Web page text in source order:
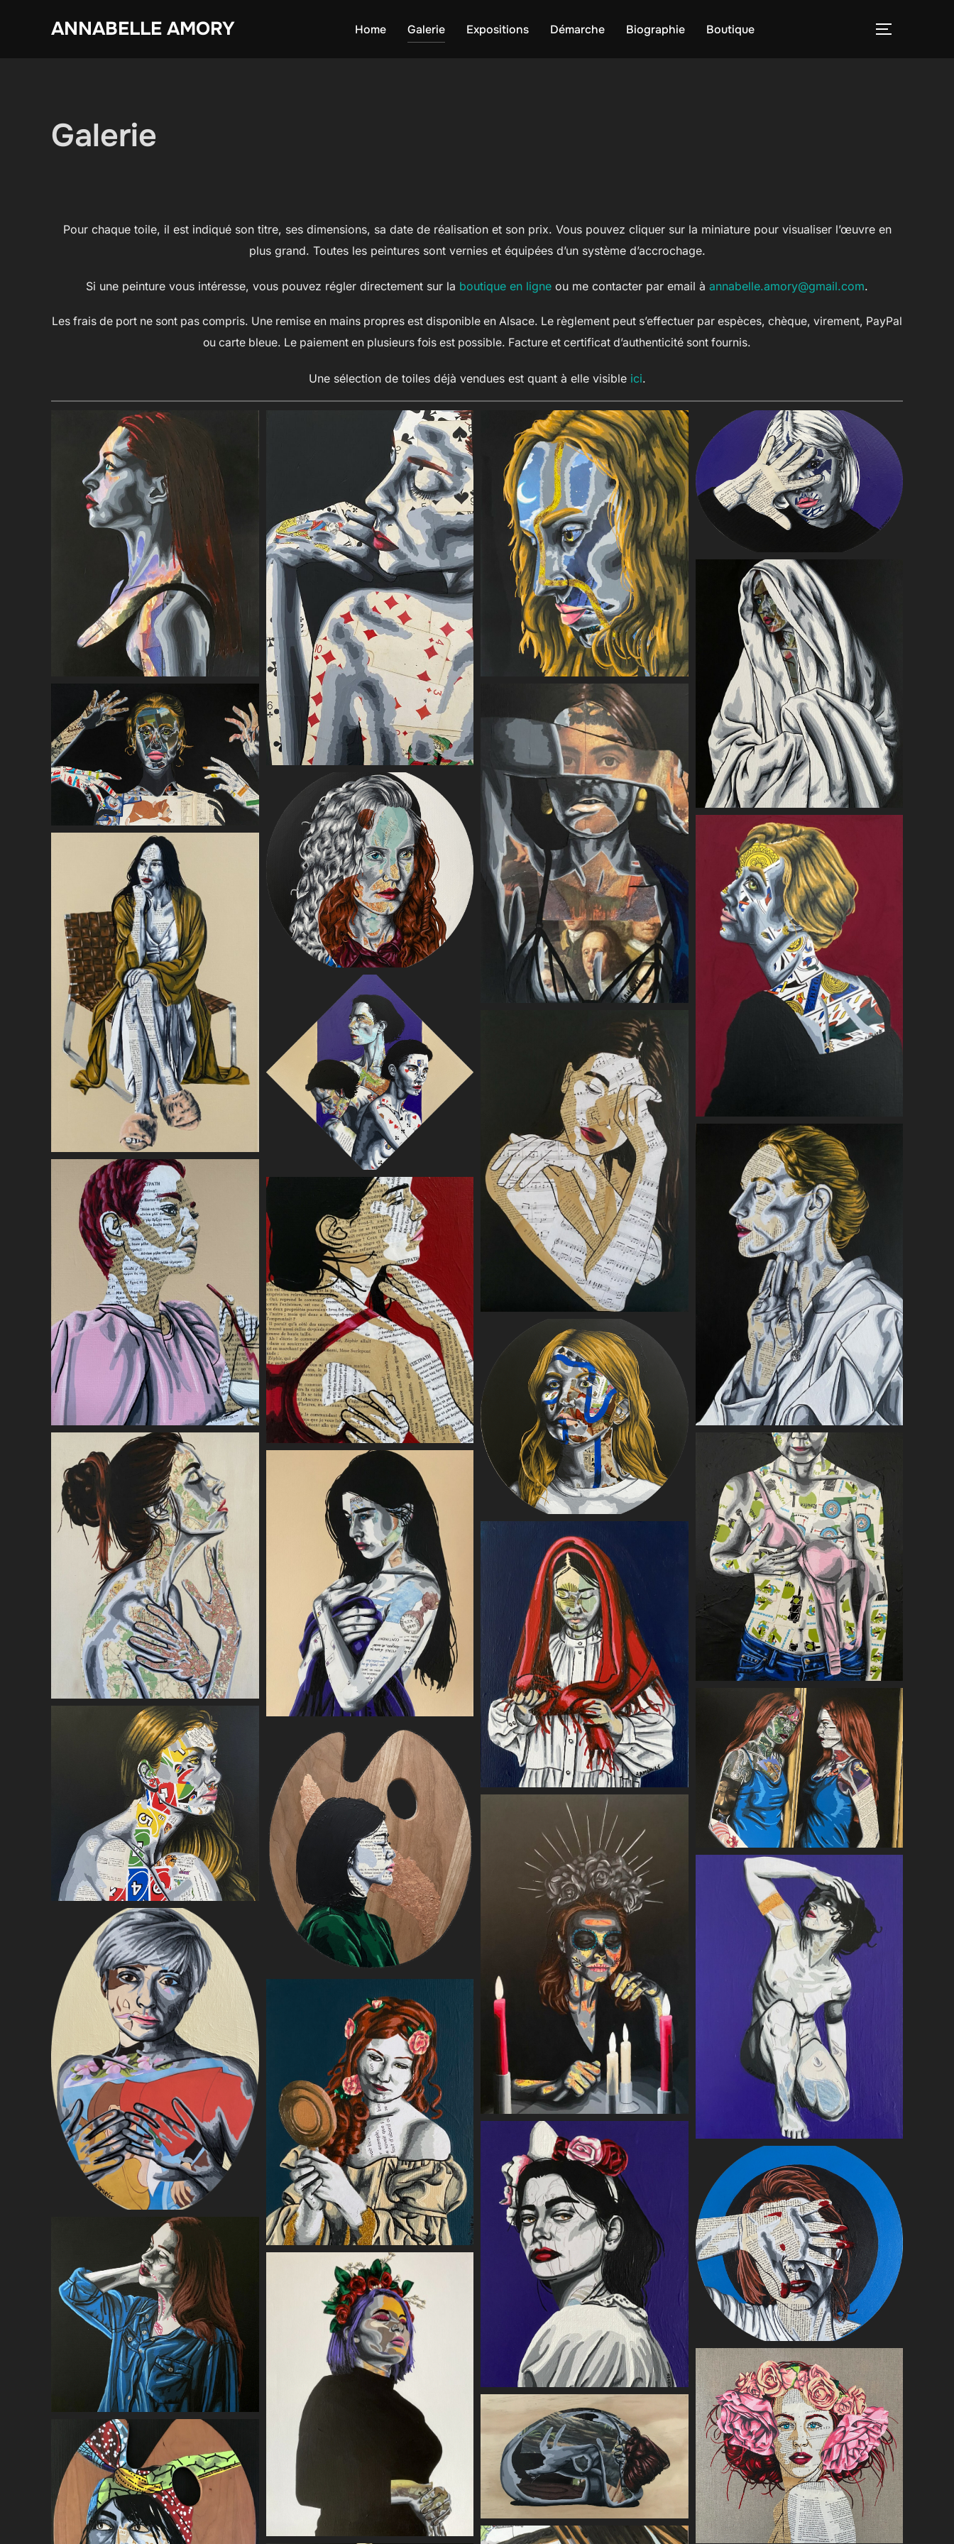
ANNABELLE AMORY Home Galerie Expositions Démarche Biographie Boutique
Galerie
Pour chaque toile, il est indiqué son titre, ses dimensions, sa date de réalisation et son prix. Vous pouvez cliquer sur la miniature pour visualiser l’œuvre en
plus grand. Toutes les peintures sont vernies et équipées d’un système d’accrochage.
Si une peinture vous intéresse, vous pouvez régler directement sur la boutique en ligne ou me contacter par email à annabelle.amory@gmail.com.
Les frais de port ne sont pas compris. Une remise en mains propres est disponible en Alsace. Le règlement peut s’effectuer par espèces, chèque, virement, PayPal
ou carte bleue. Le paiement en plusieurs fois est possible. Facture et certificat d’authenticité sont fournis.
Une sélection de toiles déjà vendues est quant à elle visible ici.